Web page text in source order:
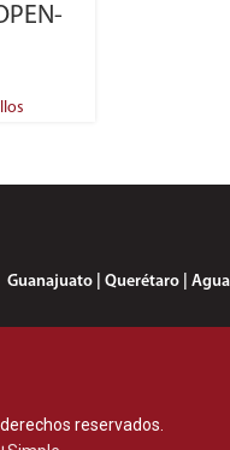
Guanajuato | Querétaro |
reservados.